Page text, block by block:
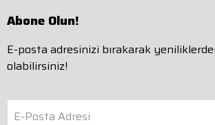
Abone Olun!
E-posta adresinizi bırakarak
olabilirsiniz!
E-Posta Adresi